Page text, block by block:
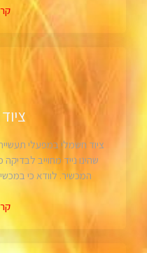
ציוד חשמלי במפעלי
שהינו נייד מחוייב
המכשיר. לוודא כי